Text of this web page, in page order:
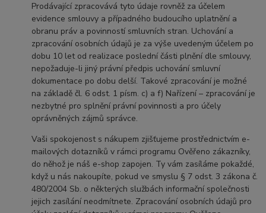
Prodávající zpracovává tyto údaje rovněž za účelem
evidence smlouvy a případného budoucího uplatnění a
obranu práv a povinností smluvních stran. Uchování a
zpracování osobních údajů je za výše uvedeným účelem po
dobu 10 let od realizace poslední části plnění dle smlouvy,
nepožaduje-li jiný právní předpis uchování smluvní
dokumentace po dobu delší. Takové zpracování je možné
na základě čl. 6 odst. 1 písm. c) a f) Nařízení – zpracování je
nezbytné pro splnění právní povinnosti a pro účely
oprávněných zájmů správce.
Vaši spokojenost s nákupem zjišťujeme prostřednictvím e-
mailových dotazníků v rámci programu Ověřeno zákazníky,
do něhož je náš e-shop zapojen. Ty vám zasíláme pokaždé,
když u nás nakoupíte, pokud ve smyslu § 7 odst. 3 zákona č.
480/2004 Sb. o některých službách informační společnosti
jejich zasílání neodmítnete. Zpracování osobních údajů pro